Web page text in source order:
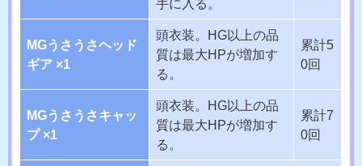
手に入る。
MGうさうさヘッド
ギア ×1
頭衣装。HG以上の品
質は最大HPが増加す
る。
累計5
0回
MGうさうさキャッ
プ ×1
頭衣装。HG以上の品
質は最大HPが増加す
る。
累計7
0回